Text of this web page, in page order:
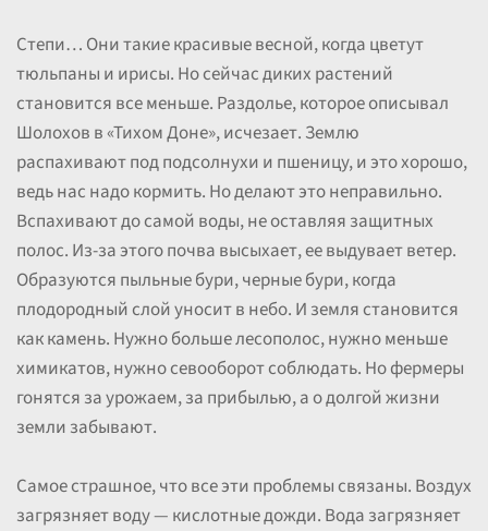
Степи… Они такие красивые весной, когда цветут
тюльпаны и ирисы. Но сейчас диких растений
становится все меньше. Раздолье, которое описывал
Шолохов в «Тихом Доне», исчезает. Землю
распахивают под подсолнухи и пшеницу, и это хорошо,
ведь нас надо кормить. Но делают это неправильно.
Вспахивают до самой воды, не оставляя защитных
полос. Из-за этого почва высыхает, ее выдувает ветер.
Образуются пыльные бури, черные бури, когда
плодородный слой уносит в небо. И земля становится
как камень. Нужно больше лесополос, нужно меньше
химикатов, нужно севооборот соблюдать. Но фермеры
гонятся за урожаем, за прибылью, а о долгой жизни
земли забывают.
Самое страшное, что все эти проблемы связаны. Воздух
загрязняет воду — кислотные дожди. Вода загрязняет